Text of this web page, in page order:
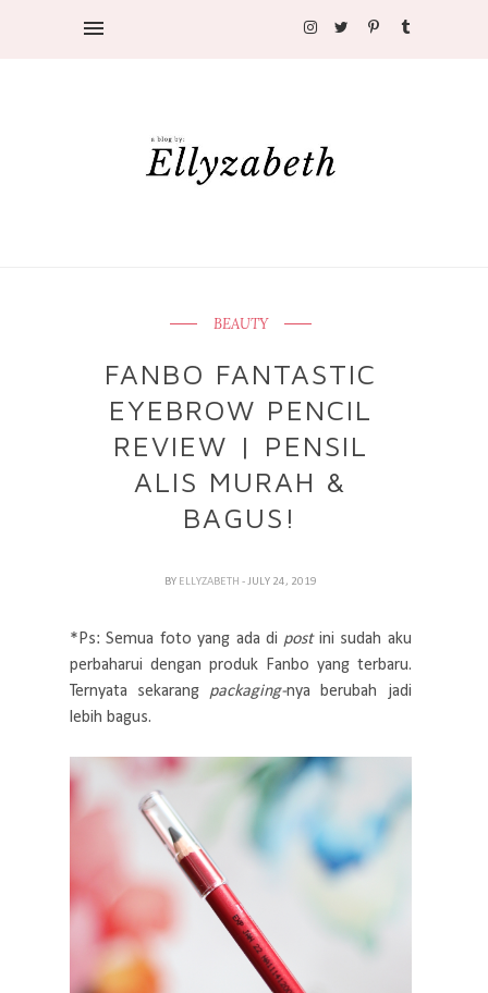
BEAUTY
FANBO FANTASTIC
EYEBROW PENCIL
REVIEW | PENSIL
ALIS MURAH &
BAGUS!
BY ELLYZABETH - JULY 24, 2019
*Ps: Semua foto yang ada di post ini sudah aku
perbaharui dengan produk Fanbo yang terbaru.
Ternyata sekarang packaging-nya berubah jadi
lebih bagus.